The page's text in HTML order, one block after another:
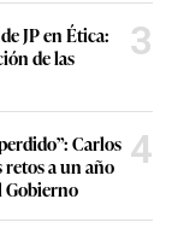
JP en Ética:
de las
3
Carlos
retos a un año
Gobierno
4